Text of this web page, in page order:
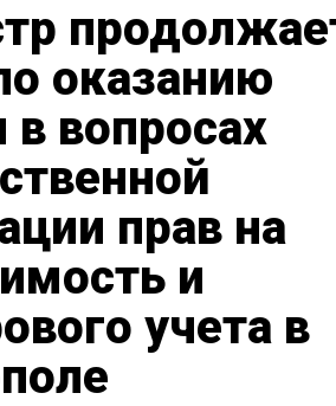
оказанию
вопросах
прав на
и
учета в